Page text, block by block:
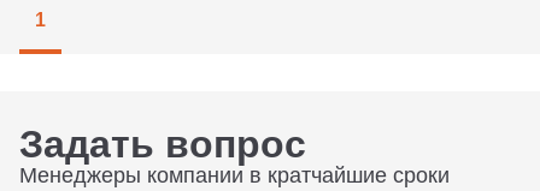
1
Задать вопрос
Менеджеры компании в кратчайшие сроки